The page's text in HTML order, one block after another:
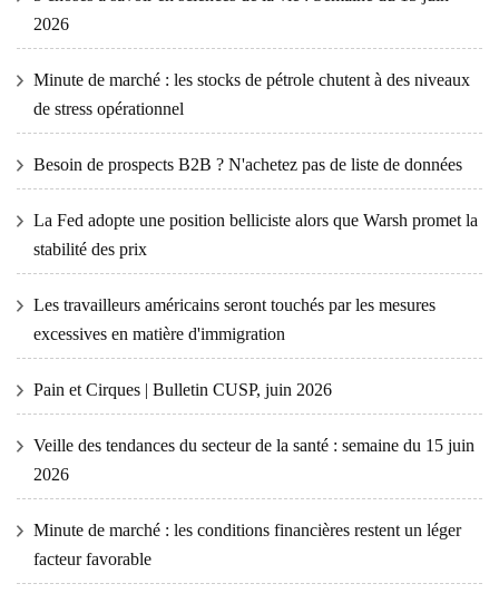
2026
Minute de marché : les stocks de pétrole chutent à des niveaux
de stress opérationnel
Besoin de prospects B2B ? N'achetez pas de liste de données
La Fed adopte une position belliciste alors que Warsh promet la
stabilité des prix
Les travailleurs américains seront touchés par les mesures
excessives en matière d'immigration
Pain et Cirques | Bulletin CUSP, juin 2026
Veille des tendances du secteur de la santé : semaine du 15 juin
2026
Minute de marché : les conditions financières restent un léger
facteur favorable